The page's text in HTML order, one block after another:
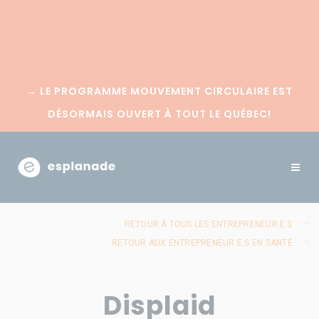
→ LE PROGRAMME MOUVEMENT CIRCULAIRE EST
DÉSORMAIS OUVERT À TOUT LE QUÉBEC!
RETOUR À TOUS LES ENTREPRENEUR.E.S
RETOUR AUX ENTREPRENEUR.E.S EN SANTÉ
Displaid